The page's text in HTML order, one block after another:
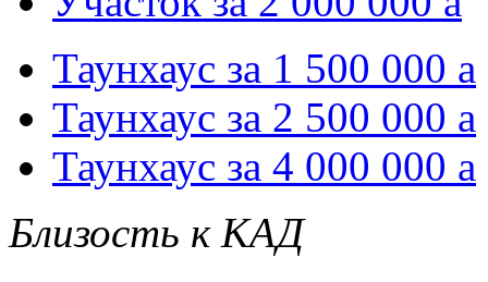
Таунхаус за 1 500 000 a
Таунхаус за 2 500 000 a
Таунхаус за 4 000 000 a
Близость к КАД